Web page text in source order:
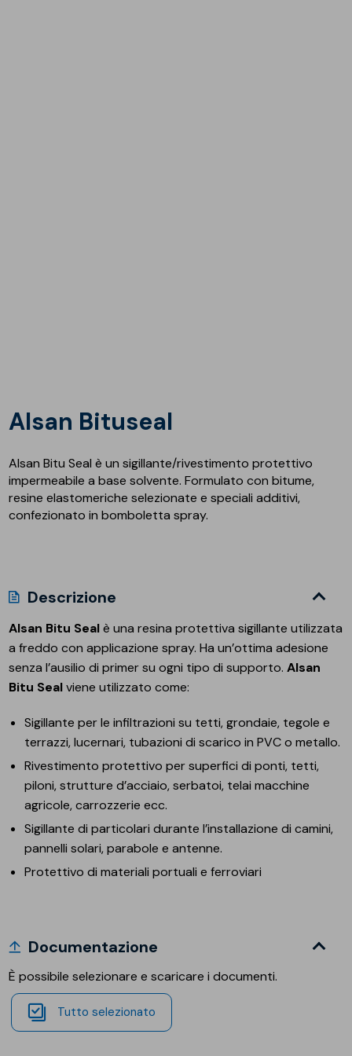
Alsan Bituseal
Alsan Bitu Seal è un sigillante/rivestimento protettivo
impermeabile a base solvente. Formulato con bitume,
resine elastomeriche selezionate e speciali additivi,
confezionato in bomboletta spray.
Descrizione
Alsan Bitu Sealè una resina protettiva sigillante utilizzata
a freddo con applicazione spray. Ha un’ottima adesione
senza l’ausilio di primer su ogni tipo di supporto.Alsan
Bitu Sealviene utilizzato come:
Sigillante per le infiltrazioni su tetti, grondaie, tegole e
terrazzi, lucernari, tubazioni di scarico in PVC o metallo.
Rivestimento protettivo per superfici di ponti, tetti,
piloni, strutture d’acciaio, serbatoi, telai macchine
agricole, carrozzerie ecc.
Sigillante di particolari durante l’installazione di camini,
pannelli solari, parabole e antenne.
Protettivo di materiali portuali e ferroviari
Documentazione
È possibile selezionare e scaricare i documenti.
Tutto selezionato